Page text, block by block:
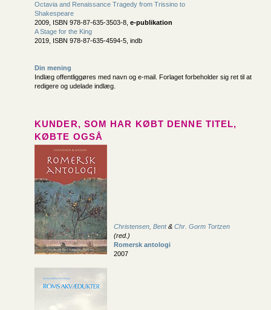
Octavia and Renaissance Tragedy from Trissino to
Shakespeare
2009, ISBN 978-87-635-3503-8, e-publikation
A Stage for the King
2019, ISBN 978-87-635-4594-5, indb
Din mening
Indlæg offentliggøres med navn og e-mail. Forlaget forbeholder sig ret til at
redigere og udelade indlæg.
KUNDER, SOM HAR KØBT DENNE TITEL,
KØBTE OGSÅ
Christensen, Bent& Chr. Gorm Tortzen
(red.)
Romersk antologi
2007